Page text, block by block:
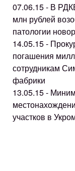
07.06.15 - В
млн рублей
патологии
14.05.15 -
погашения
сотрудникам
фабрики
13.05.15 -
участков в